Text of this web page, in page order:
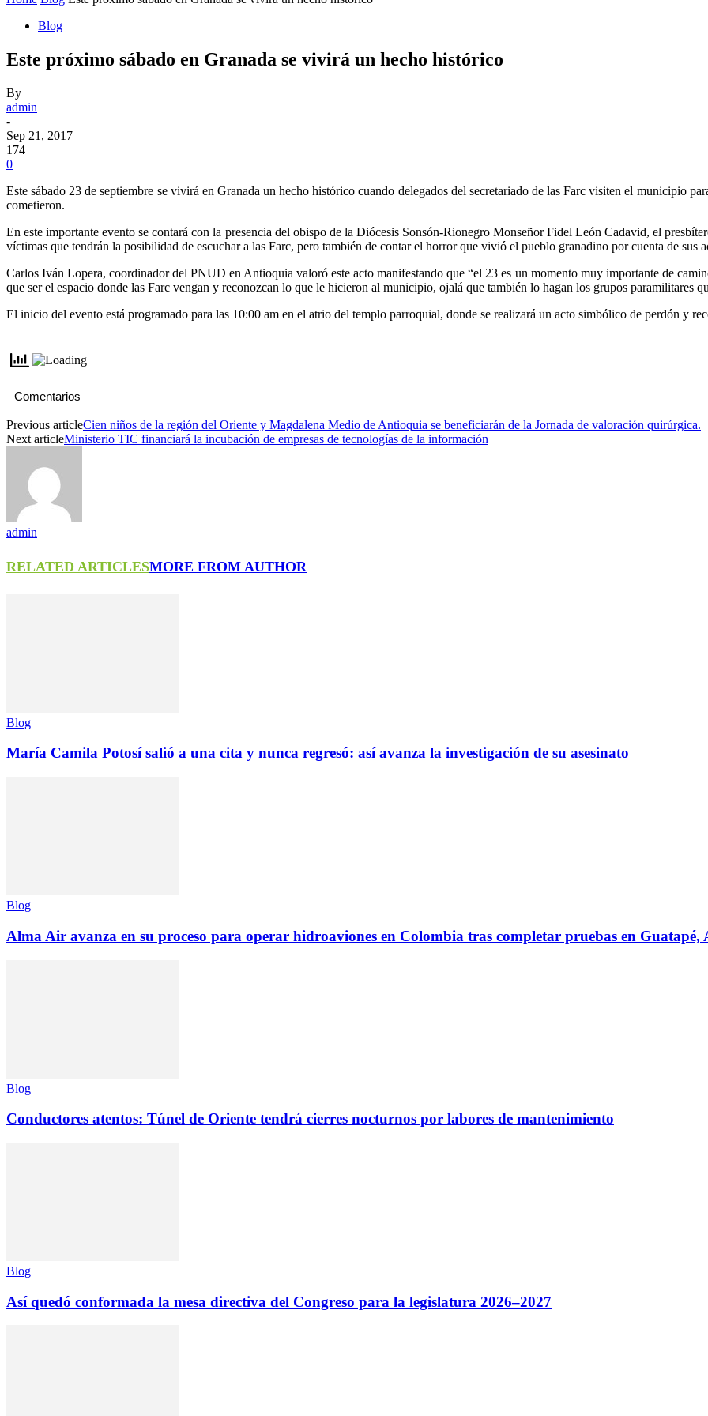
Blog
Este próximo sábado en Granada se vivirá un hecho histórico
By
admin
-
Sep 21, 2017
174
0
Este sábado 23 de septiembre se vivirá en Granada un hecho histórico cuando delegados del secretariado de las Farc visiten el municipio
cometieron.
En este importante evento se contará con la presencia del obispo de la Diócesis Sonsón-Rionegro Monseñor Fidel León Cadavid, el
víctimas que tendrán la posibilidad de escuchar a las Farc, pero también de contar el horror que vivió el pueblo granadino por cuenta de sus
Carlos Iván Lopera, coordinador del PNUD en Antioquia valoró este acto manifestando que “el 23 es un momento muy importante de
que ser el espacio donde las Farc vengan y reconozcan lo que le hicieron al municipio, ojalá que también lo hagan los grupos paramilitares
El inicio del evento está programado para las 10:00 am en el atrio del templo parroquial, donde se realizará un acto simbólico de perdón y
Comentarios
Previous articleCien niños de la región del Oriente y Magdalena Medio de Antioquia se beneficiarán de la Jornada de valoración quirúrgica.
Next articleMinisterio TIC financiará la incubación de empresas de tecnologías de la información
admin
RELATED ARTICLESMORE FROM AUTHOR
Blog
María Camila Potosí salió a una cita y nunca regresó: así avanza la investigación de su asesinato
Blog
Alma Air avanza en su proceso para operar hidroaviones en Colombia tras completar pruebas en Guatapé,
Blog
Conductores atentos: Túnel de Oriente tendrá cierres nocturnos por labores de mantenimiento
Blog
Así quedó conformada la mesa directiva del Congreso para la legislatura 2026–2027